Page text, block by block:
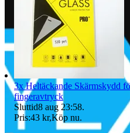
3x Heltäckande Skärmskydd
fingeravtryck
Sluttid8 aug 23:58.
Pris:43 kr,Köp nu.